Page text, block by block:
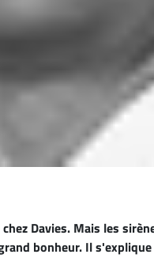
Davies. Mais les
bonheur. Il